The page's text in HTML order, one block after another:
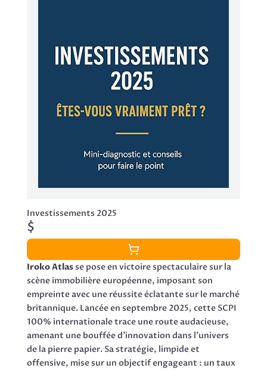
Investissements 2025
$
Iroko Atlasse pose en victoire spectaculaire sur la
scène immobilière européenne, imposant son
empreinte avec une réussite éclatante sur le marché
britannique. Lancée en septembre 2025, cette SCPI
100% internationale trace une route audacieuse,
amenant une bouffée d’innovation dans l’univers
de la pierre papier. Sa stratégie, limpide et
offensive, mise sur un objectif engageant : un taux